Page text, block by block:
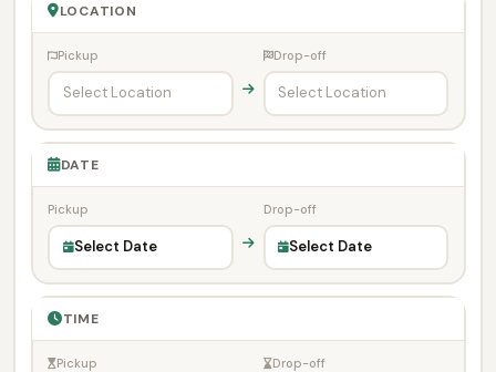
LOCATION
Pickup Drop-off
DATE
Pickup
Select Date
Drop-off
Select Date
TIME
Pickup Drop-off